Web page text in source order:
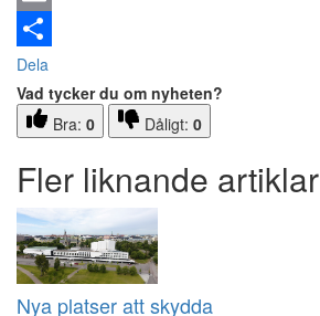
Email
Dela
Vad tycker du om nyheten?
Bra: 0 Dåligt: 0
Fler liknande artiklar
Nya platser att skydda